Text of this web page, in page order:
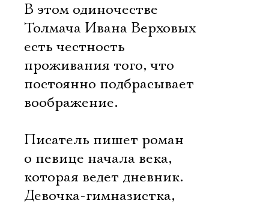
В этом одиночестве
Толмача Ивана Верховых
есть честность
проживания того, что
постоянно подбрасывает
воображение.
Писатель пишет роман
о певице начала века,
которая ведет дневник.
Девочка-гимназистка,